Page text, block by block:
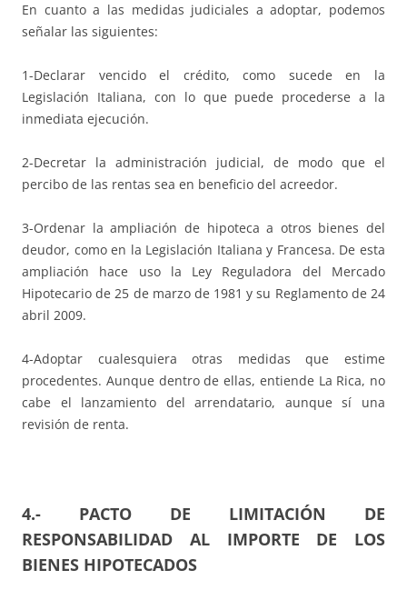
En cuanto a las medidas judiciales a adoptar, podemos
señalar las siguientes:
1-Declarar vencido el crédito, como sucede en la
Legislación Italiana, con lo que puede procederse a la
inmediata ejecución.
2-Decretar la administración judicial, de modo que el
percibo de las rentas sea en beneficio del acreedor.
3-Ordenar la ampliación de hipoteca a otros bienes del
deudor, como en la Legislación Italiana y Francesa. De esta
ampliación hace uso la Ley Reguladora del Mercado
Hipotecario de 25 de marzo de 1981 y su Reglamento de 24
abril 2009.
4-Adoptar cualesquiera otras medidas que estime
procedentes. Aunque dentro de ellas, entiende La Rica, no
cabe el lanzamiento del arrendatario, aunque sí una
revisión de renta.
4.- PACTO DE LIMITACIÓN DE
RESPONSABILIDAD AL IMPORTE DE LOS
BIENES HIPOTECADOS